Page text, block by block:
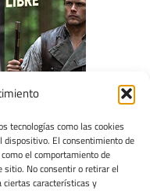
tecnologías como las cookies
dispositivo. El consentimiento de
el comportamiento de
sitio. No consentir o retirar el
ciertas características y